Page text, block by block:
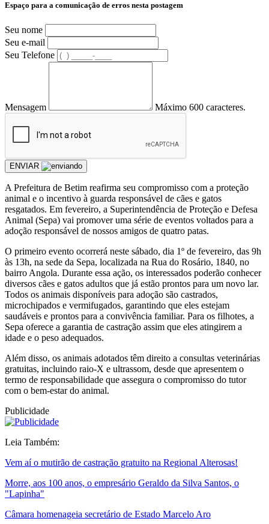
Espaço para a comunicação de erros nesta postagem
Seu nome
Seu e-mail
Seu Telefone
Mensagem Máximo 600 caracteres.
ENVIAR
A Prefeitura de Betim reafirma seu compromisso com a proteção
animal e o incentivo à guarda responsável de cães e gatos
resgatados. Em fevereiro, a Superintendência de Proteção e Defesa
Animal (Sepa) vai promover uma série de eventos voltados para a
adoção responsável de nossos amigos de quatro patas.
O primeiro evento ocorrerá neste sábado, dia 1º de fevereiro, das 9h
às 13h, na sede da Sepa, localizada na Rua do Rosário, 1840, no
bairro Angola. Durante essa ação, os interessados poderão conhecer
diversos cães e gatos adultos que já estão prontos para um novo lar.
Todos os animais disponíveis para adoção são castrados,
microchipados e vermifugados, garantindo que eles estejam
saudáveis e prontos para a convivência familiar. Para os filhotes, a
Sepa oferece a garantia de castração assim que eles atingirem a
idade e o peso adequados.
Além disso, os animais adotados têm direito a consultas veterinárias
gratuitas, incluindo raio-X e ultrassom, desde que apresentem o
termo de responsabilidade que assegura o compromisso do tutor
com o bem-estar do animal.
Publicidade
Leia Também:
Vem aí o mutirão de castração gratuito na Regional Alterosas!
Morre, aos 100 anos, o empresário Geraldo da Silva Santos, o
"Lapinha"
Câmara homenageia secretário de Estado Marcelo Aro